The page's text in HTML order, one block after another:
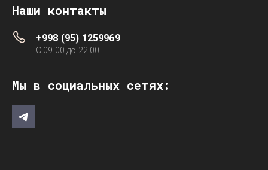
Наши контакты
+998 (95) 1259969
C 09:00 до 22:00
Мы в социальных сетях: